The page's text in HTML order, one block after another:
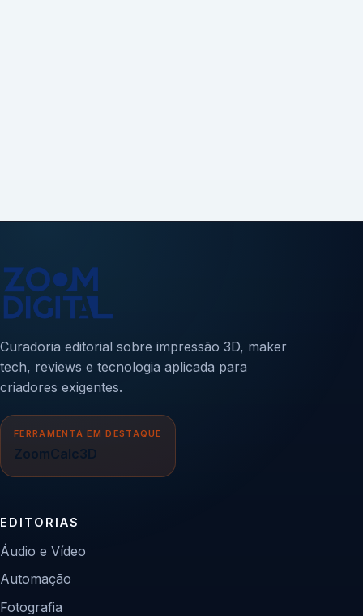
Curadoria editorial sobre impressão 3D, maker
tech, reviews e tecnologia aplicada para
criadores exigentes.
FERRAMENTA EM DESTAQUE
ZoomCalc3D
EDITORIAS
Áudio e Vídeo
Automação
Fotografia